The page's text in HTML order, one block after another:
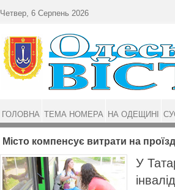
Місто компенсує витрати на проїзд
У
Четвер, 6 Серпень 2026
ГОЛОВНА ТЕМА НОМЕРА НА ОДЕЩИНІ